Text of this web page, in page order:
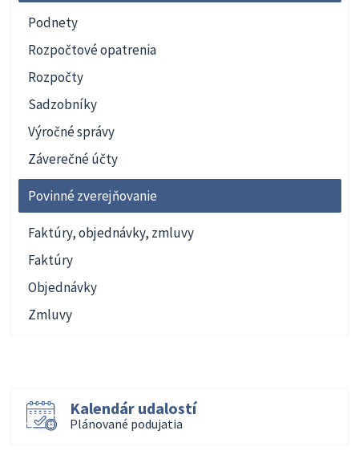
Podnety
Rozpočtové opatrenia
Rozpočty
Sadzobníky
Výročné správy
Záverečné účty
Povinné zverejňovanie
Faktúry, objednávky, zmluvy
Faktúry
Objednávky
Zmluvy
Kalendár udalostí
Plánované podujatia